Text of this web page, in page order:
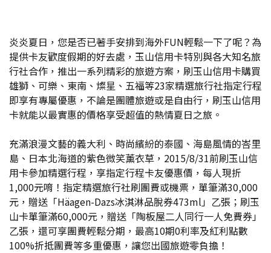
炎炎夏日，您是否已著手安排到海外FUN輕鬆一下了呢？為
提供卡友歡度假期的好去處，玉山信用卡特別與各大知名旅
行社合作，推出一系列精彩的旅遊方案，刷玉山信用卡購買
雄獅、可樂、東南、燦星、五福等23家精選旅行社指定行程
即享有專屬優惠，不論是團體旅遊或是自由行，刷玉山信用
卡就能以最實惠的價格享受超值的熱情夏日之旅。
充滿浪漫文藝的義大利、時尚繽紛的泰國、海島風情的峇里
島、日本北海道的紫色微笑薰衣草，2015/8/31前刷玉山信
用卡參加精選行程，享指定行程卡友優惠價，每人現折
1,000元唷！指定精選旅行社刷團費或機票，單筆滿30,000
元，贈送「Häagen-Dazs冰淇淋品脫券473ml」乙張；刷玉
山卡單筆滿60,000元，贈送「陶板屋二人同行一人免費券」
乙張，還可享團費輕鬆分期，最高10期0利率及紅利點數
100%折抵團費等多重優惠，讓您出國旅遊零負擔！